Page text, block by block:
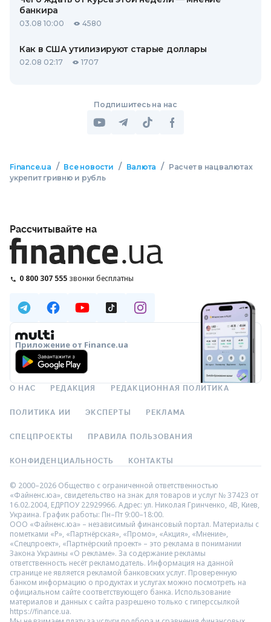
банкира
03.08 10:00 4580
Как в США утилизируют старые доллары
02.08 02:17 1707
Подпишитесь на нас
Finance.ua / Все новости / Валюта /
Расчет в нацвалютах
укрепит гривню и рубль
Рассчитывайте на
0 800 307 555 звонки бесплатны
Приложение от Finance.ua
О НАС РЕДАКЦИЯ РЕДАКЦИОННАЯ ПОЛИТИКА
ПОЛИТИКА ИИ ЭКСПЕРТЫ РЕКЛАМА
СПЕЦПРОЕКТЫ ПРАВИЛА ПОЛЬЗОВАНИЯ
КОНФИДЕНЦИАЛЬНОСТЬ КОНТАКТЫ
© 2000–2026 Общество с ограниченной ответственностью
«Файненс.юа», свидетельство на знак для товаров и услуг № 37423 от
16.02.2004, ЕДРПОУ 22929966. Адрес: ул. Николая Гринченко, 4В, Киев,
Украина. График работы: Пн–Пт 9:00–18:00.
ООО «Файненс.юа» – независимый финансовый портал. Материалы с
пометками «Р», «Партнёрская», «Промо», «Акция», «Мнение»,
«Спецпроект», «Партнёрский проект» – это реклама в понимании
Закона Украины «О рекламе». За содержание рекламы
ответственность несёт рекламодатель. Информация на данной
странице не является рекламой банковских услуг. Проверенную
банком информацию о продуктах и услугах можно посмотреть на
официальном сайте соответствующего банка. Использование
материалов и данных с сайта разрешено только с гиперссылкой
https://finance.ua.